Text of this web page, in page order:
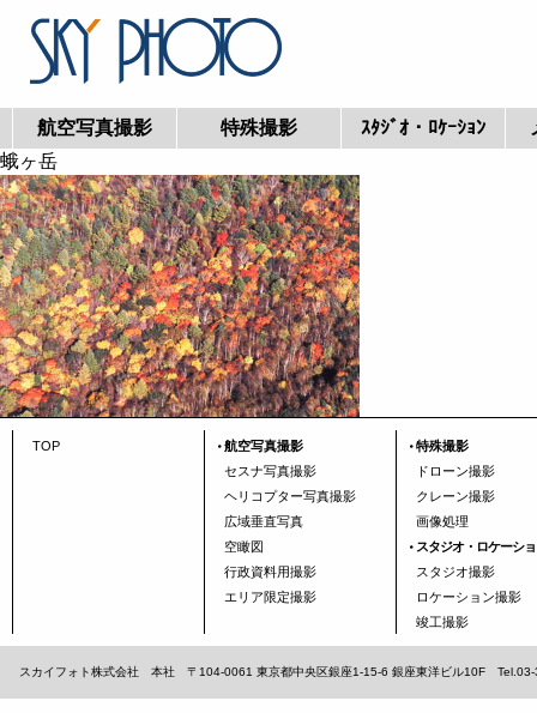
航空写真撮影 特殊撮影 ｽﾀｼﾞｵ・ﾛｹｰｼｮﾝ
蛾ヶ岳
TOP
航空写真撮影
セスナ写真撮影
ヘリコプター写真撮影
広域垂直写真
空瞰図
行政資料用撮影
エリア限定撮影
特殊撮影
ドローン撮影
クレーン撮影
画像処理
スタジオ・ロケーシ
スタジオ撮影
ロケーション撮影
竣工撮影
スカイフォト株式会社 本社 〒104-0061 東京都中央区銀座1-15-6 銀座東洋ビル10F